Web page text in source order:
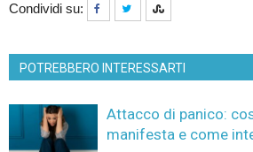
Condividi su:
POTREBBERO INTERESSARTI
Attacco di panico:
manifesta e come